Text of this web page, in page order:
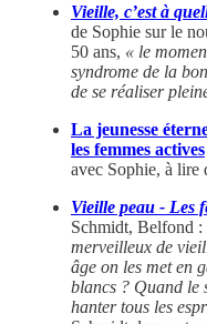
Vieille, c’est à
de Sophie sur le
50 ans, « le
syndrome de la
de se réaliser
La jeunesse
les femmes actives
avec Sophie, à lire
Vieille peau - Les
Schmidt, Belfond :
merveilleux de
âge on les met en
blancs ? Quand le
hanter tous les